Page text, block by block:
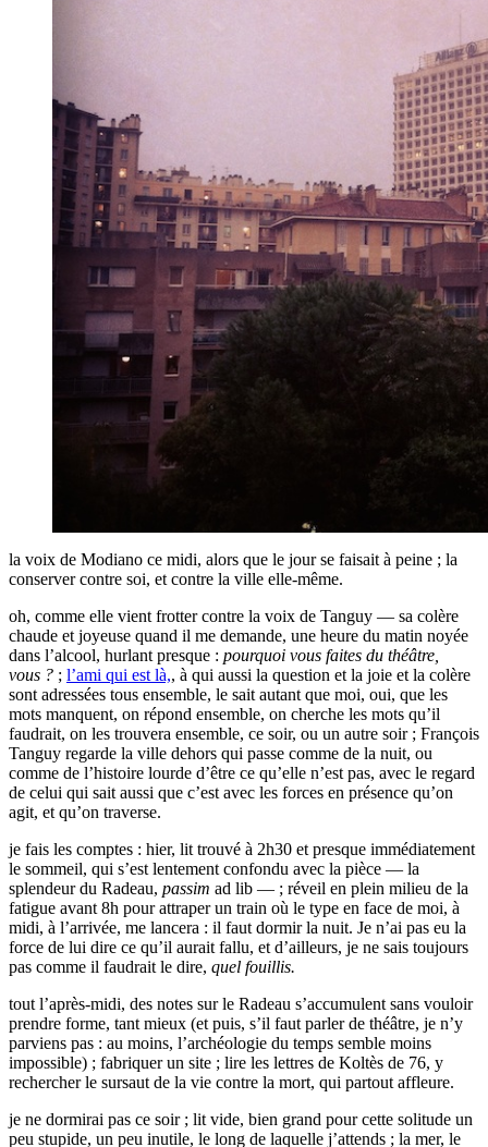
la voix de Modiano ce midi, alors que le jour se faisait à peine ; la
conserver contre soi, et contre la ville elle-même.
oh, comme elle vient frotter contre la voix de Tanguy — sa colère
chaude et joyeuse quand il me demande, une heure du matin noyée
dans l’alcool, hurlant presque : pourquoi vous faites du théâtre,
vous ? ; l’ami qui est là,, à qui aussi la question et la joie et la colère
sont adressées tous ensemble, le sait autant que moi, oui, que les
mots manquent, on répond ensemble, on cherche les mots qu’il
faudrait, on les trouvera ensemble, ce soir, ou un autre soir ; François
Tanguy regarde la ville dehors qui passe comme de la nuit, ou
comme de l’histoire lourde d’être ce qu’elle n’est pas, avec le regard
de celui qui sait aussi que c’est avec les forces en présence qu’on
agit, et qu’on traverse.
je fais les comptes : hier, lit trouvé à 2h30 et presque immédiatement
le sommeil, qui s’est lentement confondu avec la pièce — la
splendeur du Radeau, passim ad lib — ; réveil en plein milieu de la
fatigue avant 8h pour attraper un train où le type en face de moi, à
midi, à l’arrivée, me lancera : il faut dormir la nuit. Je n’ai pas eu la
force de lui dire ce qu’il aurait fallu, et d’ailleurs, je ne sais toujours
pas comme il faudrait le dire, quel fouillis.
tout l’après-midi, des notes sur le Radeau s’accumulent sans vouloir
prendre forme, tant mieux (et puis, s’il faut parler de théâtre, je n’y
parviens pas : au moins, l’archéologie du temps semble moins
impossible) ; fabriquer un site ; lire les lettres de Koltès de 76, y
rechercher le sursaut de la vie contre la mort, qui partout affleure.
je ne dormirai pas ce soir ; lit vide, bien grand pour cette solitude un
peu stupide, un peu inutile, le long de laquelle j’attends ; la mer, le